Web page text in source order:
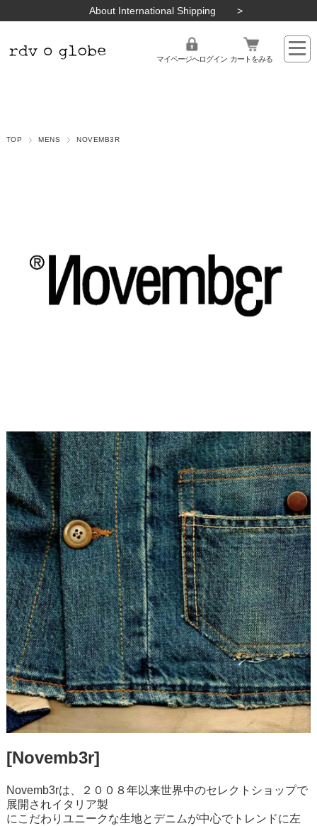
About International Shipping
マイページへログイン カートをみる
TOP MENS NOVEMB3R
[Novemb3r]
Novemb3rは、２００８年以来世界中のセレクトショップで
展開されイタリア製
にこだわりユニークな生地とデニムが中心でトレンドに左